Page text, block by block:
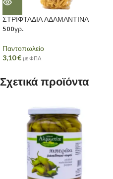
ΣΤΡΙΦΤΑΔΙΑ ΑΔΑΜΑΝΤΙΝΑ
500γρ.
Παντοπωλείο
3,10€ με ΦΠΑ
Σχετικά προϊόντα